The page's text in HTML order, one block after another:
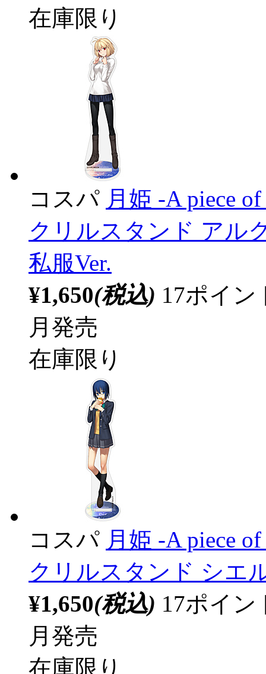
在庫限り
コスパ 月姫 -A piece
クリルスタンド アル
私服Ver.
¥1,650(税込) 17ポイ
月発売
在庫限り
コスパ 月姫 -A piece
クリルスタンド シエ
¥1,650(税込) 17ポイ
月発売
在庫限り